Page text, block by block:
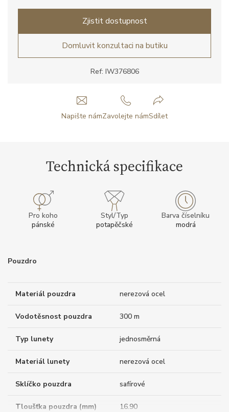
Ref: IW376806
Zjistit dostupnost
Domluvit konzultaci na butiku
Napište námZavolejte námSdílet
Technická specifikace
Pro koho
pánské
Styl/Typ
potapěčské
Barva číselníku
modrá
Pouzdro
Materiál pouzdra nerezová ocel
Vodotěsnost pouzdra 300 m
Typ lunety jednosměrná
Materiál lunety nerezová ocel
Sklíčko pouzdra safírové
Tloušťka pouzdra (mm) 16.90